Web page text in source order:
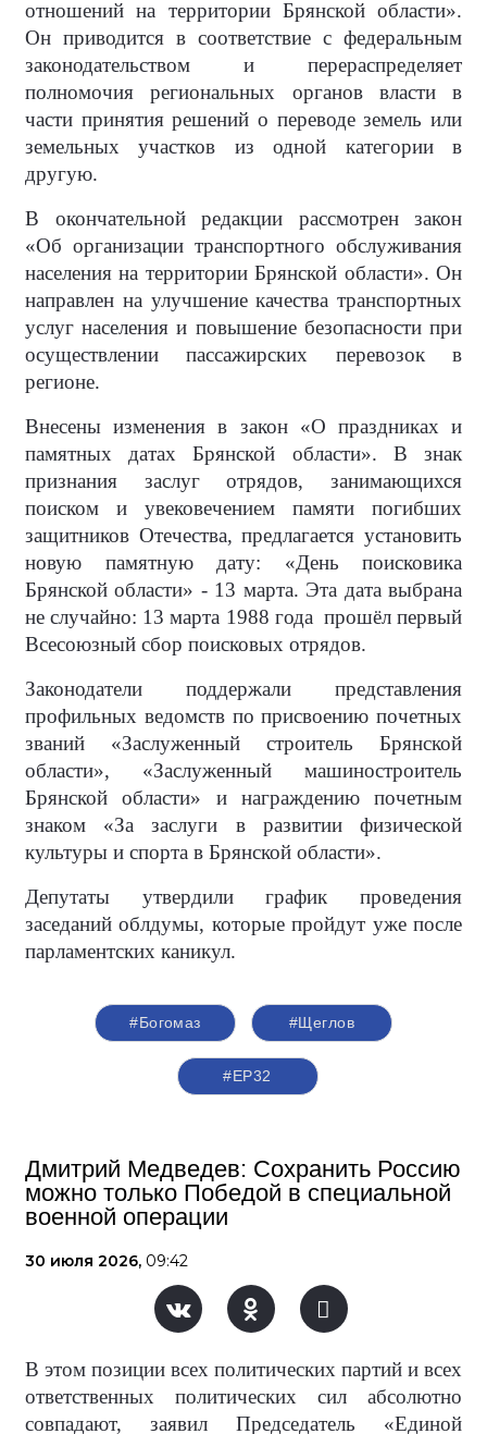
отношений на территории Брянской области».
Он приводится в соответствие с федеральным
законодательством и перераспределяет
полномочия региональных органов власти в
части принятия решений о переводе земель или
земельных участков из одной категории в
другую.
В окончательной редакции рассмотрен закон
«Об организации транспортного обслуживания
населения на территории Брянской области». Он
направлен на улучшение качества транспортных
услуг населения и повышение безопасности при
осуществлении пассажирских перевозок в
регионе.
Внесены изменения в закон «О праздниках и
памятных датах Брянской области». В знак
признания заслуг отрядов, занимающихся
поиском и увековечением памяти погибших
защитников Отечества, предлагается установить
новую памятную дату: «День поисковика
Брянской области» - 13 марта. Эта дата выбрана
не случайно: 13 марта 1988 года прошёл первый
Всесоюзный сбор поисковых отрядов.
Законодатели поддержали представления
профильных ведомств по присвоению почетных
званий «Заслуженный строитель Брянской
области», «Заслуженный машиностроитель
Брянской области» и награждению почетным
знаком «За заслуги в развитии физической
культуры и спорта в Брянской области».
Депутаты утвердили график проведения
заседаний облдумы, которые пройдут уже после
парламентских каникул.
#Богомаз #Щеглов
#ЕР32
Дмитрий Медведев: Сохранить Россию
можно только Победой в специальной
военной операции
30 июля 2026, 09:42
В этом позиции всех политических партий и всех
ответственных политических сил абсолютно
совпадают, заявил Председатель «Единой